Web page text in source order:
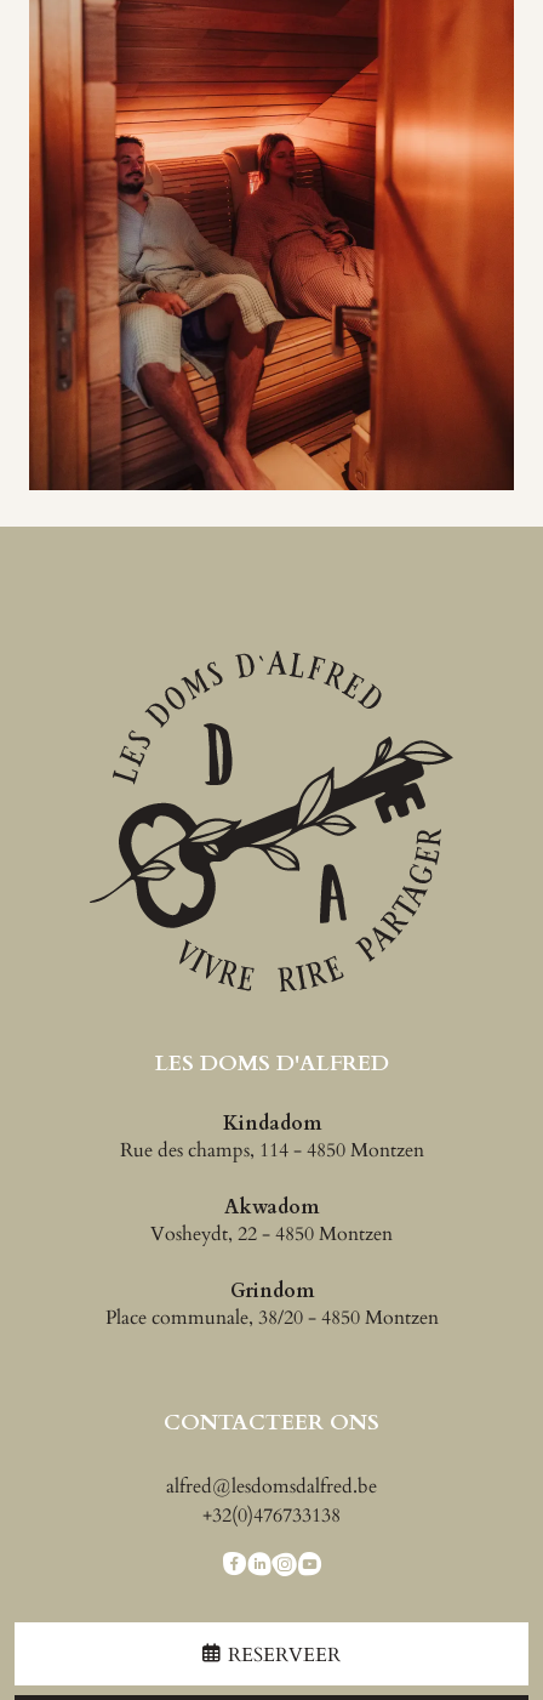
LES DOMS D'ALFRED
Kindadom
Rue des champs, 114 - 4850 Montzen
Akwadom
Vosheydt, 22 - 4850 Montzen
Grindom
Place communale, 38/20 - 4850 Montzen
CONTACTEER ONS
alfred@lesdomsdalfred.be
+32(0)476733138
RESERVEER